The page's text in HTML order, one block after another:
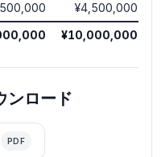
¥4,500,000
¥10,000,000
ンロード
PDF